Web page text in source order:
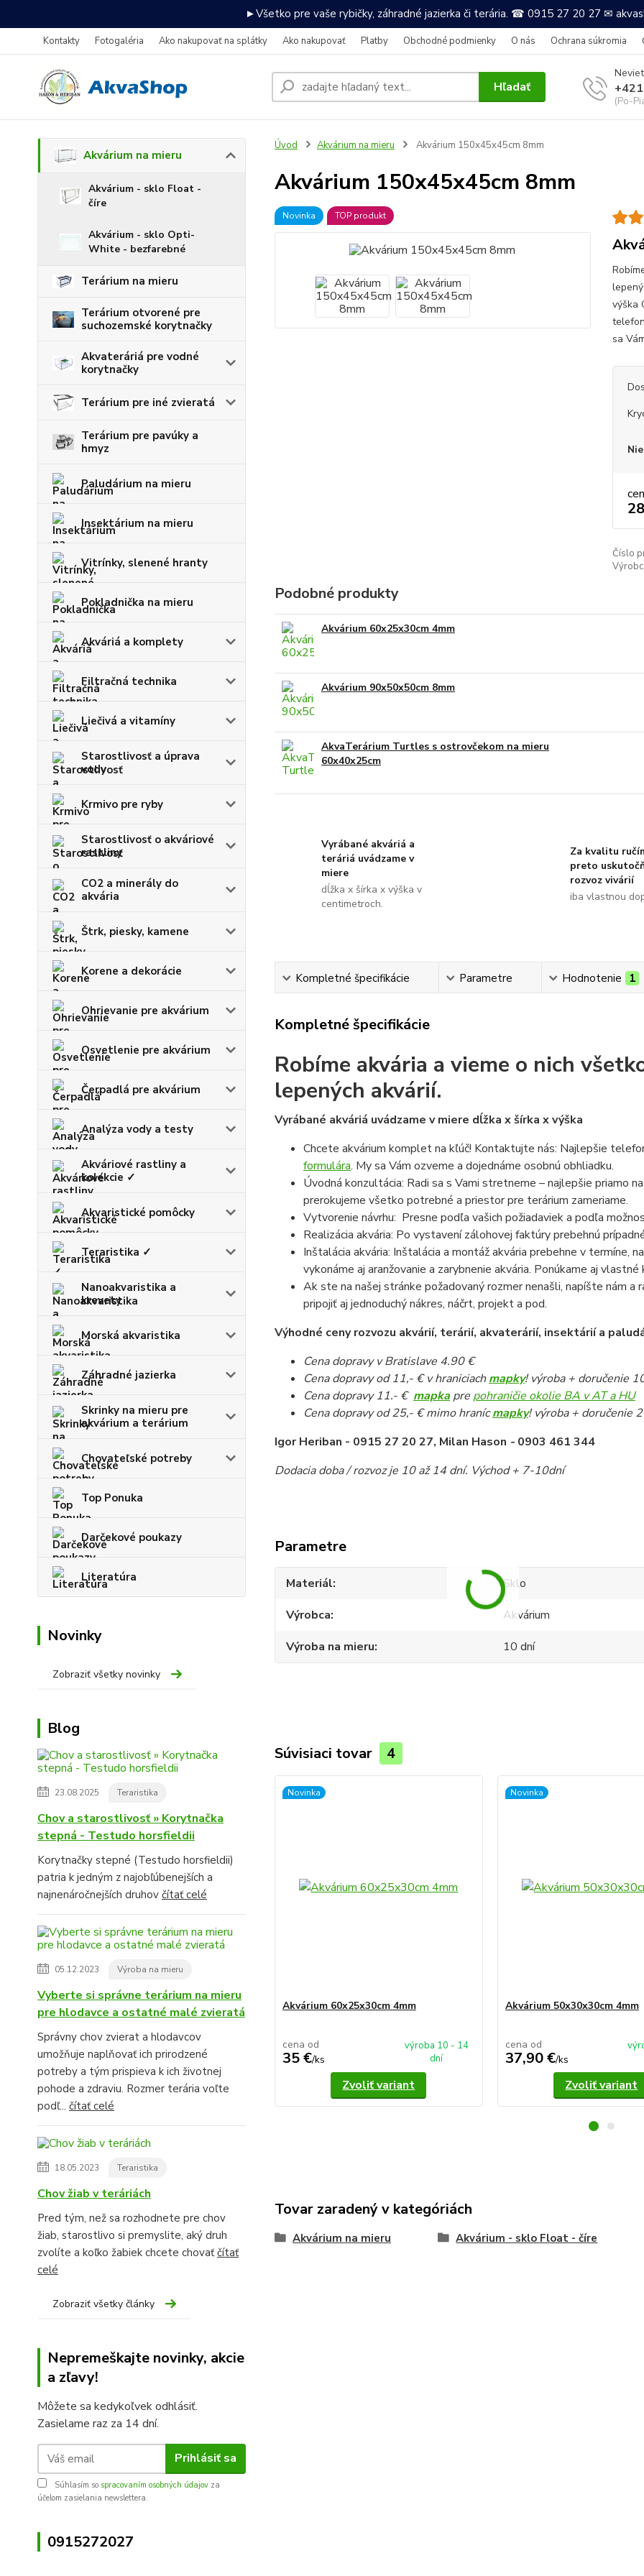
►Všetko pre vaše rybičky, záhradné jazierka či terária. ☎ 0915 27 20 27 ✉
Kontakty Fotogaléria Ako nakupovať na splátky Ako nakupovať Platby Obchodné podmienky O nás Ochrana súkromia
Hľadať
(Po-
Akvárium na mieru
Akvárium - sklo Float -
číre
Akvárium - sklo Opti-
White - bezfarebné
Terárium na mieru
Terárium otvorené pre
suchozemské korytnačky
Akvateráriá pre vodné
korytnačky
Terárium pre iné zvieratá
Terárium pre pavúky a
hmyz
Paludárium na mieru
Insektárium na mieru
Vitrínky, slenené hranty
Pokladnička na mieru
Akváriá a komplety
Filtračná technika
Liečivá a vitamíny
Starostlivosť a úprava
vody
Krmivo pre ryby
Starostlivosť o akváriové
rastliny
CO2 a minerály do
akvária
Štrk, piesky, kamene
Korene a dekorácie
Ohrievanie pre akvárium
Osvetlenie pre akvárium
Čerpadlá pre akvárium
Analýza vody a testy
Akváriové rastliny a
kolekcie ✓
Akvaristické pomôcky
Teraristika ✓
Nanoakvaristika a
krevety
Morská akvaristika
Záhradné jazierka
Skrinky na mieru pre
akvárium a terárium
Chovateľské potreby
Top Ponuka
Darčekové poukazy
Literatúra
Novinky
Zobraziť všetky novinky
Blog
23.08.2025 Teraristika
Chov a starostlivosť » Korytnačka
stepná - Testudo horsfieldii
Korytnačky stepné (Testudo horsfieldii)
patria k jedným z najobľúbenejších a
najnenáročnejších druhov čítať celé
05.12.2023 Výroba na mieru
Vyberte si správne terárium na mieru
pre hlodavce a ostatné malé zvieratá
Správny chov zvierat a hlodavcov
umožňuje naplňovať ich prirodzené
potreby a tým prispieva k ich životnej
pohode a zdraviu. Rozmer terária voľte
podľ... čítať celé
18.05.2023 Teraristika
Chov žiab v teráriách
Pred tým, než sa rozhodnete pre chov
žiab, starostlivo si premyslite, aký druh
zvolíte a koľko žabiek chcete chovaťčítať
celé
Zobraziť všetky články
Nepremeškajte novinky, akcie
a zľavy!
Môžete sa kedykoľvek odhlásiť.
Zasielame raz za 14 dní.
Prihlásiť sa
Súhlasím so spracovaním osobných údajov za
účelom zasielania newslettera.
0915272027
Úvod Akvárium na mieru Akvárium 150x45x45cm 8mm
Akvárium 150x45x45cm 8mm
Novinka TOP produkt
výška
sa
Číslo
Podobné produkty
Akvárium 60x25x30cm 4mm
Akvárium 90x50x50cm 8mm
AkvaTerárium Turtles s ostrovčekom na mieru
60x40x25cm
Vyrábané akváriá a
teráriá uvádzame v
miere
dĺžka x šírka x výška v
centimetroch.
Za kvalitu
preto
rozvoz vivárií
iba vlastnou
Kompletné špecifikácie Parametre Hodnotenie 1
Kompletné špecifikácie
Robíme akvária a vieme o nich
lepených akvárií.
Vyrábané akváriá uvádzame v miere dĺžka x šírka x výška
Chcete akvárium komplet na kľúč! Kontaktujte nás: Najlepšie
formulára. My sa Vám ozveme a dojednáme osobnú obhliadku.
Úvodná konzultácia: Radi sa s Vami stretneme – najlepšie priamo
prerokujeme všetko potrebné a priestor pre terárium zameriame.
Vytvorenie návrhu: Presne podľa vašich požiadaviek a podľa
Realizácia akvária: Po vystavení zálohovej faktúry prebehnú
Inštalácia akvária: Inštalácia a montáž akvária prebehne v termíne,
vykonáme aj aranžovanie a zarybnenie akvária. Ponúkame aj
Ak ste na našej stránke požadovaný rozmer nenašli, napíšte nám
pripojiť aj jednoduchý nákres, náčrt, projekt a pod.
Výhodné ceny rozvozu akvárií, terárií, akvaterárií, insektárií a
Cena dopravy v Bratislave 4.90 €
Cena dopravy od 11,- € v hraniciachmapky! výroba + doručenie
Cena dopravy 11.- € mapkapre pohraničie okolie BA v AT a HU
Cena dopravy od 25,- € mimo hranícmapky! výroba + doručenie
Igor Heriban - 0915 27 20 27, Milan Hason -0903 461 344
Dodacia doba / rozvoz je 10 až 14 dní. Východ + 7-10dní
Parametre
Materiál
Sklo
Výrobca
Akvárium
Výroba na mieru
10 dní
Súvisiaci tovar 4
Novinka
Akvárium 60x25x30cm 4mm
cena od
35 €/ks
výroba 10 - 14
dní
Zvoliť variant
Novinka
Akvárium 50x30x30cm 4mm
cena od
37,90 €/ks
Zvoliť variant
Tovar zaradený v kategóriách
Akvárium na mieru Akvárium - sklo Float - číre